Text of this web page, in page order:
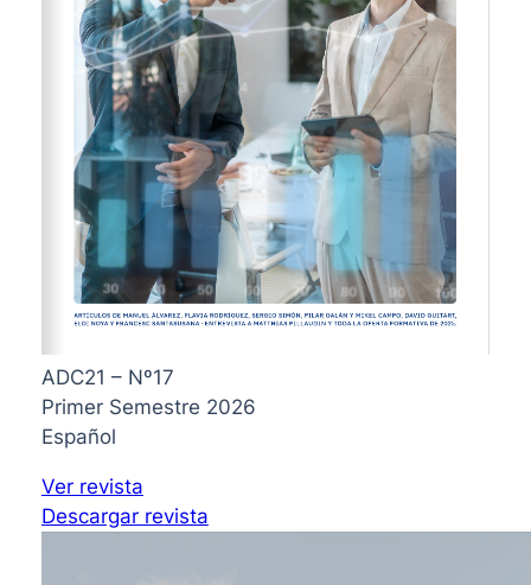
ADC21 – Nº17
Primer Semestre 2026
Español
Ver revista
Descargar revista